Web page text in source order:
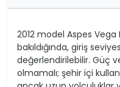
2012 model Aspes Vega
bakıldığında, giriş
değerlendirilebilir. Güç
olmamalı; şehir içi